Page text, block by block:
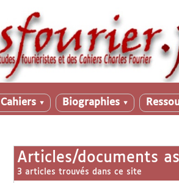
Cahiers ▼ Biographies ▼
Articles/documents
3 articles trouvés dans ce site